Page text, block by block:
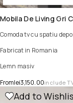
Mobila De Living Gri
Comoda tv cu spatiu
Fabricat in Romania
Lemn masiv
Fromlei3,150.00include
Add to